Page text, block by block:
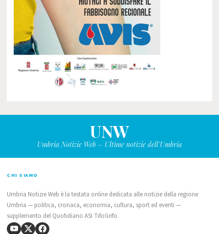
UNW
Umbria Notizie Web – Ultime notizie dell'Umbria
CHI SIAMO
Umbria Notizie Web è la testata online dedicata alle notizie della regione
Umbria — politica, cronaca, economia, cultura, sport ed eventi —
supplemento del Quotidiano ASI TifoGrifo.